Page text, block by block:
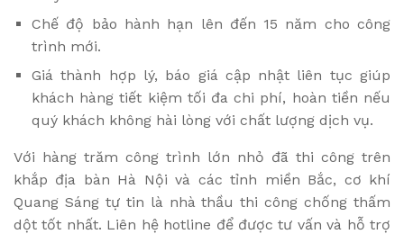
Chế độ bảo hành hạn lên đến 15 năm cho công
trình mới.
Giá thành hợp lý, báo giá cập nhật liên tục giúp
khách hàng tiết kiệm tối đa chi phí, hoàn tiền nếu
quý khách không hài lòng với chất lượng dịch vụ.
Với hàng trăm công trình lớn nhỏ đã thi công trên
khắp địa bàn Hà Nội và các tỉnh miền Bắc, cơ khí
Quang Sáng tự tin là nhà thầu thi công chống thấm
dột tốt nhất. Liên hệ hotline để được tư vấn và hỗ trợ